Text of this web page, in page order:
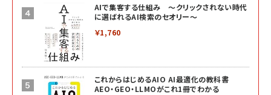
AIで集客する仕組み ～クリックされない時代
に選ばれるAI検索のセオリー～
￥1,760
これからはじめるAIO AI最適化の教科書
AEO・GEO・LLMOがこれ1冊でわかる